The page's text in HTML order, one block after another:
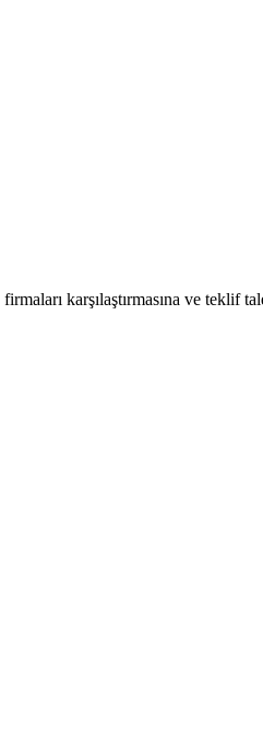
karşılaştırmasına ve teklif